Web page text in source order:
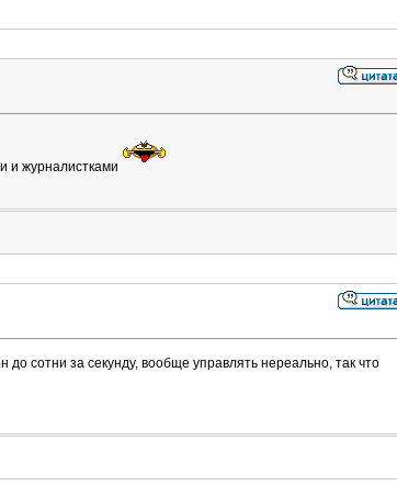
и журналистками
до сотни за секунду, вообще управлять нереально, так что